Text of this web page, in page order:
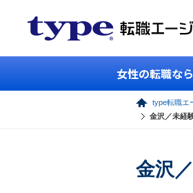
女性の転職なら
type転職エ
金沢／未経
金沢